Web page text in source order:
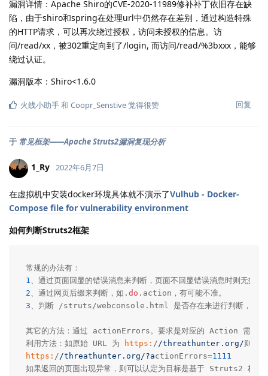
漏洞详情：Apache Shiro的CVE-2020-11989修补补丁依旧存在缺
陷，由于shiro和spring在处理url中仍然存在差别，通过构造特殊
的HTTP请求，可以再次绕过授权，访问未授权的信息。访
问/read/xx，被302重定向到了/login, 而访问/read/%3bxxx，能够
绕过认证。
漏洞版本：Shiro<1.6.0
回复
火线小助手和 Coopr_Senstive觉得很赞
于 常见框架——Apache Struts2漏洞复现分析
1_Ry 2022年6月7日
在虚拟机中安装docker环境具体就不演示了Vulhub - Docker-
Compose file for vulnerability environment
如何判断Struts2框架
1
2、通过网页后缀来判断，如. do
3、判断 /struts/webconsole.html 是否存在来进行判断，需
其它的方法：通过 actionErrors。要求是对应的 Action 需要
利用方法：如原始 URL 为
https: //threathunter.org/
https: //threathunter.org/?actionErrors=1111